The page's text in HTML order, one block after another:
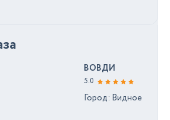
ВОВДИ
5.0
Город: Видное